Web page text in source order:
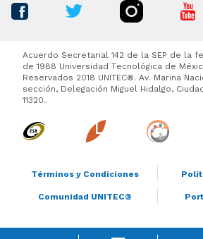
Términos y Condiciones
Comunidad UNITEC®
Acuerdo Secretarial 142 de la SEP de la
de 1988 Universidad Tecnológica de
Reservados 2018 UNITEC®. Av. Marina
sección, Delegación Miguel Hidalgo,
11320..